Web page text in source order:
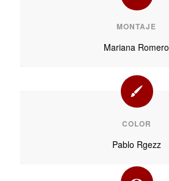
MONTAJE
Mariana Romero
COLOR
Pablo Rgezz